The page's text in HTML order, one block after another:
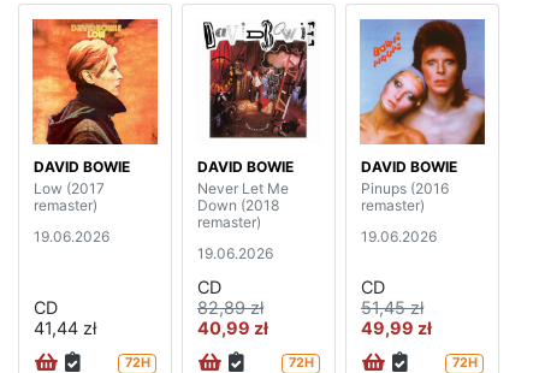
DAVID BOWIE
Low (2017
remaster)
19.06.2026
CD
41,44 zł
72H
DAVID BOWIE
Never Let Me
Down (2018
remaster)
19.06.2026
CD
82,89 zł
40,99 zł
72H
DAVID BOWIE
Pinups (2016
remaster)
19.06.2026
CD
51,45 zł
49,99 zł
72H